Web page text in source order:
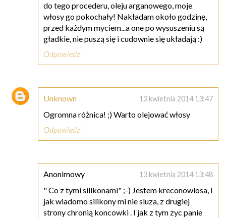
do tego procederu, oleju arganowego, moje
włosy go pokochały! Nakładam około godzinę,
przed każdym myciem...a one po wysuszeniu są
gładkie, nie puszą się i cudownie się układają :)
Odpowiedz
Unknown 13 kwietnia 2014 13:47
Ogromna różnica! ;) Warto olejować włosy
Odpowiedz
Anonimowy 13 kwietnia 2014 13:48
" Co z tymi silikonami" ;-) Jestem kreconowlosa, i
jak wiadomo silikony mi nie sluza, z drugiej
strony chronią koncowki . I jak z tym zyc panie